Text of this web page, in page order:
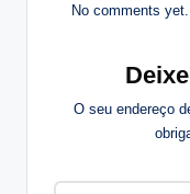
No comments
O seu endereço